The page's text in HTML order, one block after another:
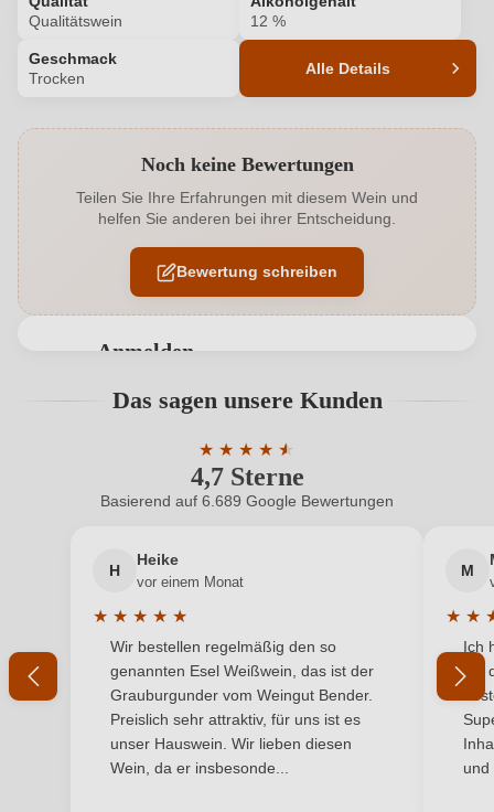
Qualitätswein
12 %
Geschmack
Trocken
Alle Details
Alkoholgehalt in % 12 %
Allergene Enthält Sulfite
Ausbau Edelstahltank
3550 Langenlois, Österreich
Qualität Qualitätswein
Rebsorte Gelber Muskateller
Niederösterreich
Noch keine Bewertungen
Teilen Sie Ihre Erfahrungen mit diesem Wein und
helfen Sie anderen bei ihrer Entscheidung.
Bewertung schreiben
Anmelden
Benutzern abgegeben werden. Bitte loggen Sie sich
Neuer Kunde? Neuer Kunde?
Ihre E-Mail-Adresse
Ihr Passwort
Ich habe mein Passwort vergessen
Das sagen unsere Kunden
4,7 Sterne
★ ★ ★ ★ ★
★
Durchschnittliche Bewertung von 4.7
Basierend auf 6.689 Google Bewertungen
H
Heike
vor einem Monat
★ ★ ★ ★ ★
Durchschnittliche Bewertung von 5 von 5 Sternen
Wir bestellen regelmäßig den so
genannten Esel Weißwein, das ist der
Grauburgunder vom Weingut Bender.
Preislich sehr attraktiv, für uns ist es
unser Hauswein. Wir lieben diesen
Wein, da er insbesonde...
M
★ ★
Ich
mit
und